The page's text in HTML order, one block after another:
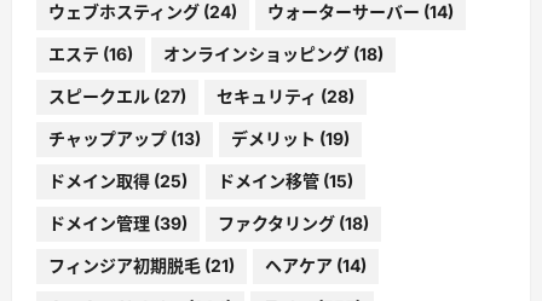
ウェブホスティング (24) ウォーターサーバー (14)
エステ (16) オンラインショッピング (18)
スピークエル (27) セキュリティ (28)
チャップアップ (13) デメリット (19)
ドメイン取得 (25) ドメイン移管 (15)
ドメイン管理 (39) ファクタリング (18)
フィンジア初期脱毛 (21) ヘアケア (14)